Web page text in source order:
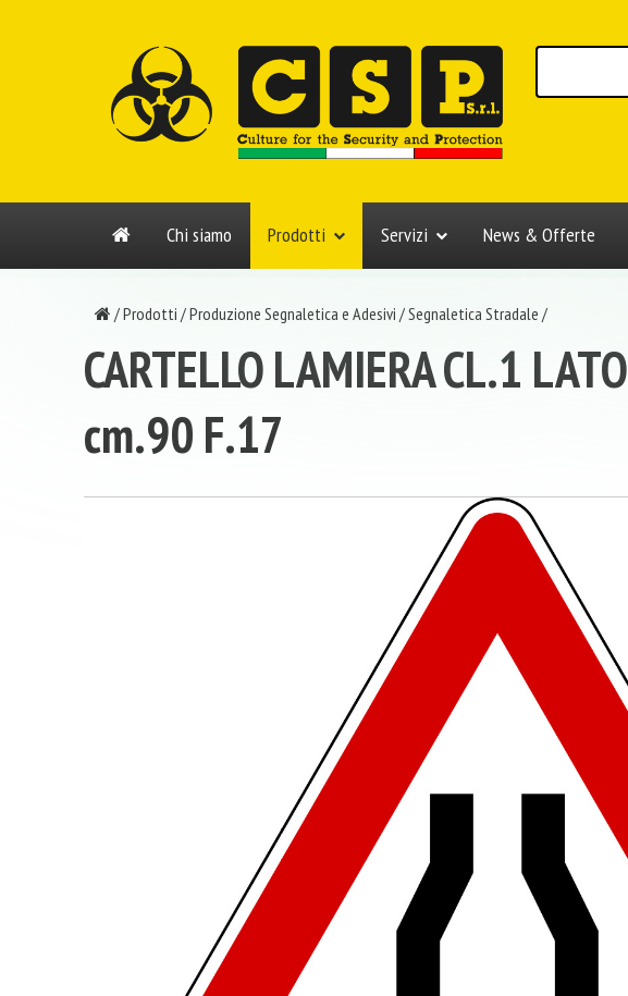
Chi siamo Prodotti Servizi News & Offerte
/Prodotti /Produzione Segnaletica e Adesivi /Segnaletica Stradale /
CARTELLO LAMIERA CL.1 LATO
cm.90 F.17